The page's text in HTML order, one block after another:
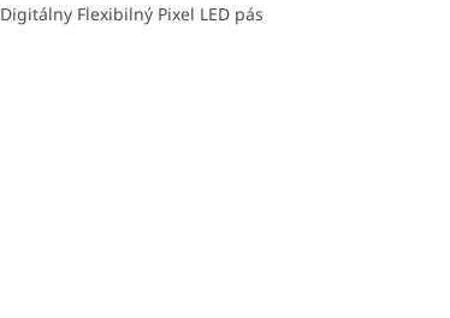
Digitálny Flexibilný Pixel LED pás